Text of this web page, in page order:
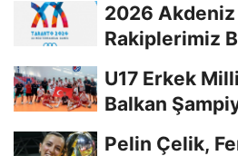
2026 Akdeniz
Rakiplerimiz
U17 Erkek Milli
Balkan
Pelin Çelik,